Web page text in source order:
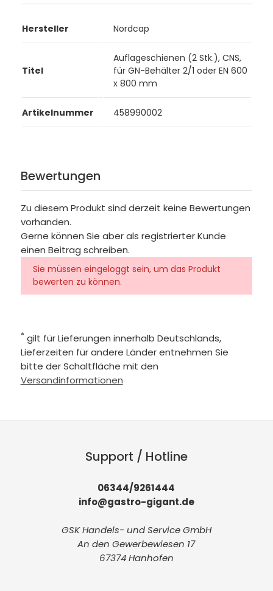
Hersteller Nordcap
Titel
Auflageschienen (2 Stk.), CNS,
für GN-Behälter 2/1 oder EN 600
x 800 mm
Artikelnummer 458990002
Bewertungen
Zu diesem Produkt sind derzeit keine Bewertungen
vorhanden.
Gerne können Sie aber als registrierter Kunde
einen Beitrag schreiben.
Sie müssen eingeloggt sein, um das Produkt
bewerten zu können.
* gilt für Lieferungen innerhalb Deutschlands,
Lieferzeiten für andere Länder entnehmen Sie
bitte der Schaltfläche mit den
Versandinformationen
Support / Hotline
06344/9261444
info@gastro-gigant.de
GSK Handels- und Service GmbH
An den Gewerbewiesen 17
67374 Hanhofen